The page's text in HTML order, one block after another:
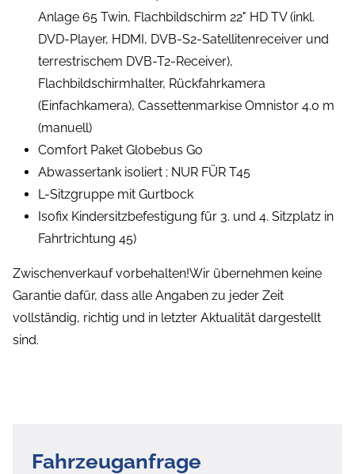
Anlage 65 Twin, Flachbildschirm 22" HD TV (inkl.
DVD-Player, HDMI, DVB-S2-Satellitenreceiver und
terrestrischem DVB-T2-Receiver),
Flachbildschirmhalter, Rückfahrkamera
(Einfachkamera), Cassettenmarkise Omnistor 4.0 m
(manuell)
Comfort Paket Globebus Go
Abwassertank isoliert ; NUR FÜR T45
L-Sitzgruppe mit Gurtbock
Isofix Kindersitzbefestigung für 3. und 4. Sitzplatz in
Fahrtrichtung 45)
Zwischenverkauf vorbehalten!Wir übernehmen keine
Garantie dafür, dass alle Angaben zu jeder Zeit
vollständig, richtig und in letzter Aktualität dargestellt
sind.
Fahrzeuganfrage